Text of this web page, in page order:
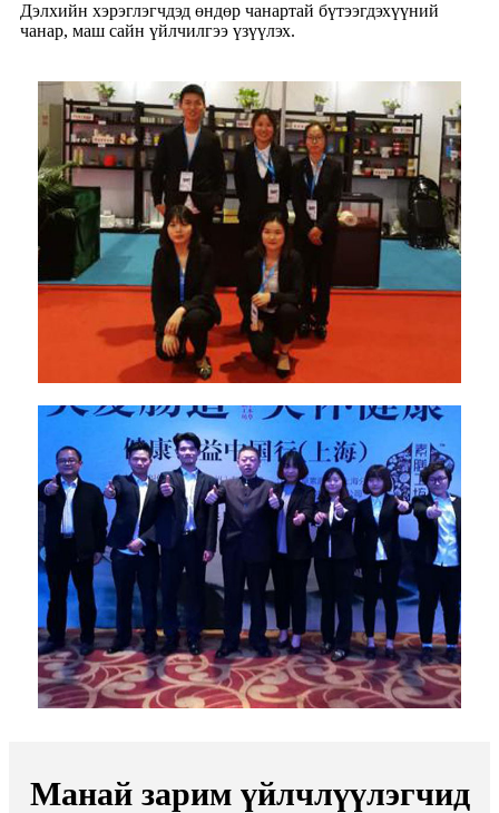
Дэлхийн хэрэглэгчдэд өндөр чанартай бүтээгдэхүүний
чанар, маш сайн үйлчилгээ үзүүлэх.
Манай зарим үйлчлүүлэгчид